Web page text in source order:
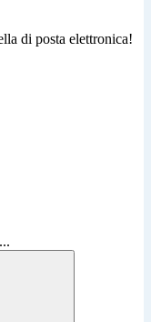
di posta elettronica!